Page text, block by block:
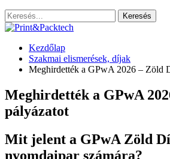
Kezdőlap
Szakmai elismerések, díjak
Meghirdették a GPwA 2026 – Zöld
Meghirdették a GPwA
pályázatot
Mit jelent a GPwA Zöld
nyomdaipar számára?